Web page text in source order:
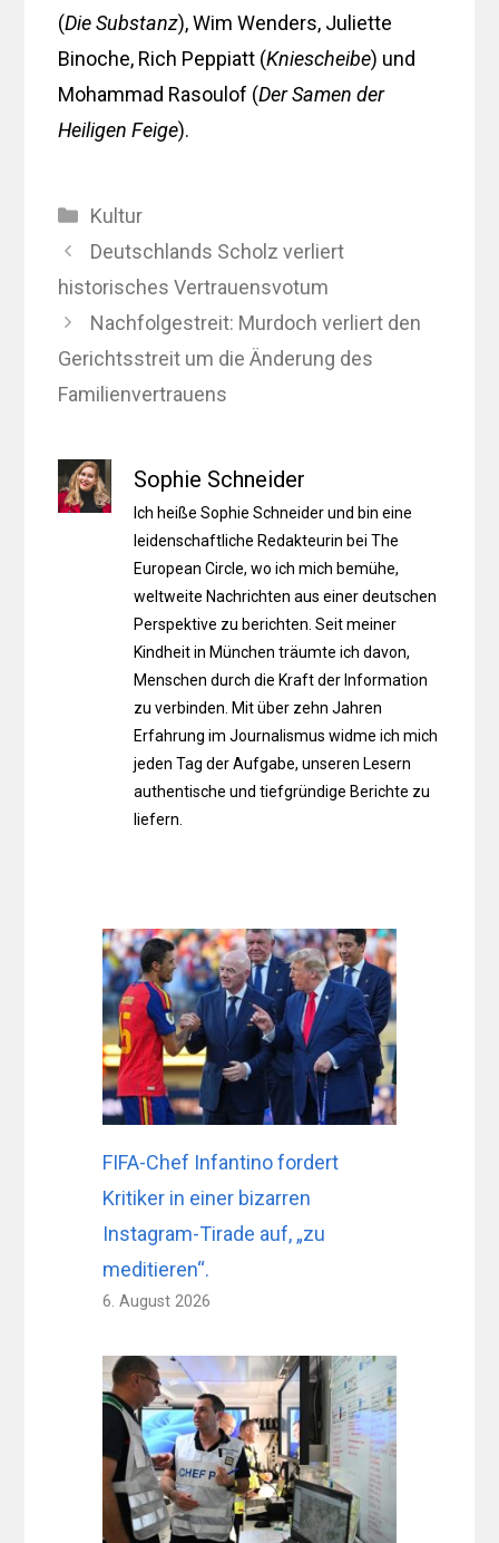
(Die Substanz), Wim Wenders, Juliette
Binoche, Rich Peppiatt (Kniescheibe) und
Mohammad Rasoulof (Der Samen der
Heiligen Feige).
Kategorien
Kultur
Deutschlands Scholz verliert
historisches Vertrauensvotum
Nachfolgestreit: Murdoch verliert den
Gerichtsstreit um die Änderung des
Familienvertrauens
Sophie Schneider
Ich heiße Sophie Schneider und bin eine
leidenschaftliche Redakteurin bei The
European Circle, wo ich mich bemühe,
weltweite Nachrichten aus einer deutschen
Perspektive zu berichten. Seit meiner
Kindheit in München träumte ich davon,
Menschen durch die Kraft der Information
zu verbinden. Mit über zehn Jahren
Erfahrung im Journalismus widme ich mich
jeden Tag der Aufgabe, unseren Lesern
authentische und tiefgründige Berichte zu
liefern.
FIFA-Chef Infantino fordert
Kritiker in einer bizarren
Instagram-Tirade auf, „zu
meditieren“.
6. August 2026